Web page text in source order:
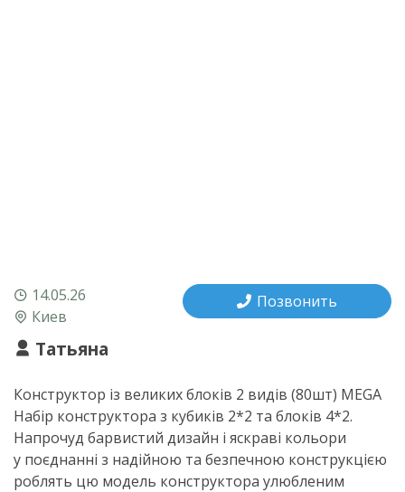
14.05.26
Киев
Татьяна
Позвонить
Конструктор із великих блоків 2 видів (80шт) MEGA
Набір конструктора з кубиків 2*2 та блоків 4*2.
Напрочуд барвистий дизайн і яскраві кольори
у поєднанні з надійною та безпечною конструкцією
роблять цю модель конструктора улюбленим